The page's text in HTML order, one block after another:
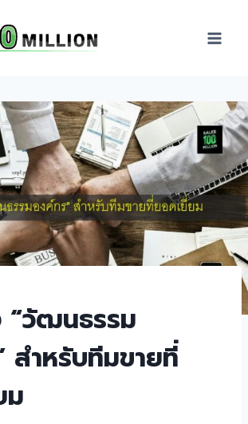
“วัฒนธรรม
สำหรับทีมขายที่
ม